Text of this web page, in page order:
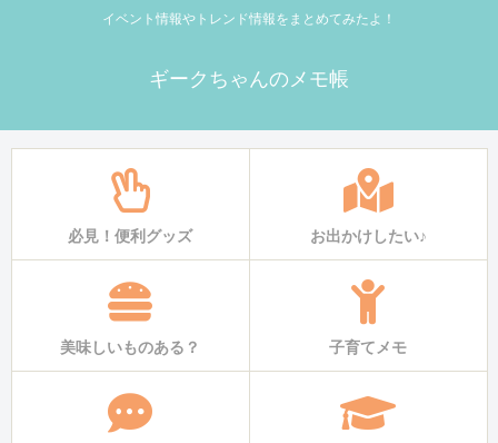
イベント情報やトレンド情報をまとめてみたよ！
ギークちゃんのメモ帳
必見！便利グッズ お出かけしたい♪
美味しいものある？ 子育てメモ